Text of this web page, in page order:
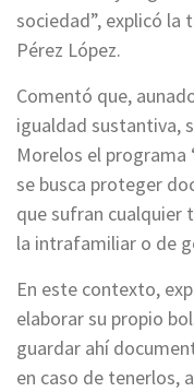
sociedad”, explicó la
Pérez López.
Comentó que,
igualdad sustantiva,
Morelos el programa
se busca proteger
que sufran cualquier
la intrafamiliar o de
En este contexto,
elaborar su propio
guardar ahí
en caso de tenerlos,